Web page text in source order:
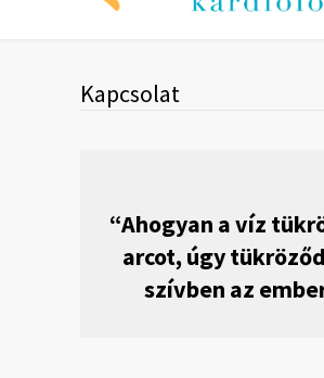
Kapcsolat
“Ahogyan a víz
arcot, úgy
szívben az